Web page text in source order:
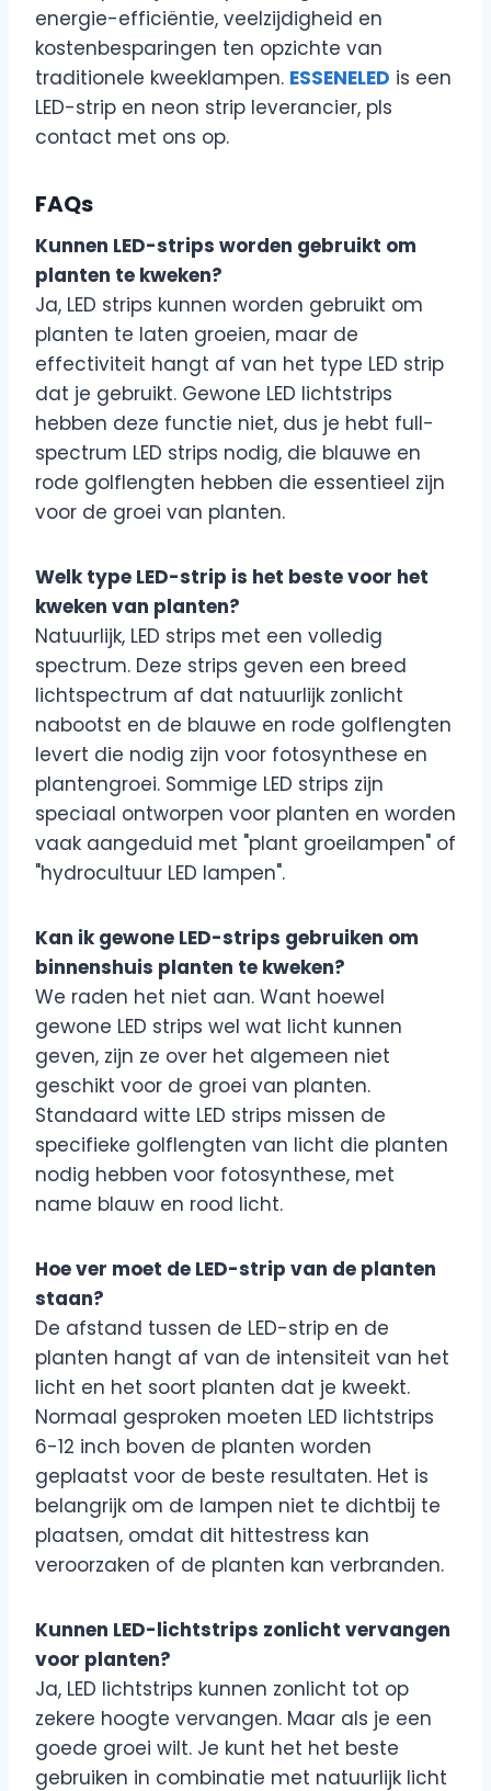
energie-efficiëntie, veelzijdigheid en
kostenbesparingen ten opzichte van
traditionele kweeklampen. ESSENELED is een
LED-strip en neon strip leverancier, pls
contact met ons op.
FAQs
Kunnen LED-strips worden gebruikt om
planten te kweken?
Ja, LED strips kunnen worden gebruikt om
planten te laten groeien, maar de
effectiviteit hangt af van het type LED strip
dat je gebruikt. Gewone LED lichtstrips
hebben deze functie niet, dus je hebt full-
spectrum LED strips nodig, die blauwe en
rode golflengten hebben die essentieel zijn
voor de groei van planten.
Welk type LED-strip is het beste voor het
kweken van planten?
Natuurlijk, LED strips met een volledig
spectrum. Deze strips geven een breed
lichtspectrum af dat natuurlijk zonlicht
nabootst en de blauwe en rode golflengten
levert die nodig zijn voor fotosynthese en
plantengroei. Sommige LED strips zijn
speciaal ontworpen voor planten en worden
vaak aangeduid met "plant groeilampen" of
"hydrocultuur LED lampen".
Kan ik gewone LED-strips gebruiken om
binnenshuis planten te kweken?
We raden het niet aan. Want hoewel
gewone LED strips wel wat licht kunnen
geven, zijn ze over het algemeen niet
geschikt voor de groei van planten.
Standaard witte LED strips missen de
specifieke golflengten van licht die planten
nodig hebben voor fotosynthese, met
name blauw en rood licht.
Hoe ver moet de LED-strip van de planten
staan?
De afstand tussen de LED-strip en de
planten hangt af van de intensiteit van het
licht en het soort planten dat je kweekt.
Normaal gesproken moeten LED lichtstrips
6-12 inch boven de planten worden
geplaatst voor de beste resultaten. Het is
belangrijk om de lampen niet te dichtbij te
plaatsen, omdat dit hittestress kan
veroorzaken of de planten kan verbranden.
Kunnen LED-lichtstrips zonlicht vervangen
voor planten?
Ja, LED lichtstrips kunnen zonlicht tot op
zekere hoogte vervangen. Maar als je een
goede groei wilt. Je kunt het het beste
gebruiken in combinatie met natuurlijk licht